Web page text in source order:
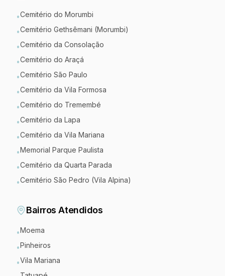
•Cemitério do Morumbi
•Cemitério Gethsêmani (Morumbi)
•Cemitério da Consolação
•Cemitério do Araçá
•Cemitério São Paulo
•Cemitério da Vila Formosa
•Cemitério do Tremembé
•Cemitério da Lapa
•Cemitério da Vila Mariana
•Memorial Parque Paulista
•Cemitério da Quarta Parada
•Cemitério São Pedro (Vila Alpina)
Bairros Atendidos
•Moema
•Pinheiros
•Vila Mariana